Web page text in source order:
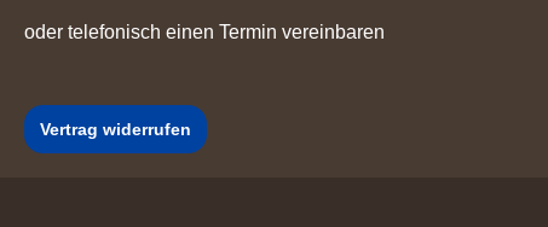
oder telefonisch einen Termin vereinbaren
Vertrag widerrufen